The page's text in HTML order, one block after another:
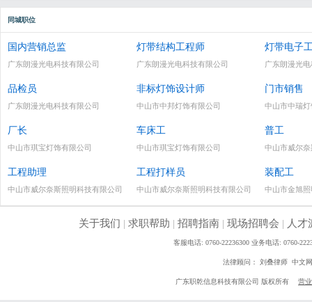
同城职位
国内营销总监
广东朗漫光电科技有限公司
灯带结构工程师
广东朗漫光电科技有限公司
灯带电子
广东朗漫光
品检员
广东朗漫光电科技有限公司
非标灯饰设计师
中山市中邦灯饰有限公司
门市销售
中山市中瑞
厂长
中山市琪宝灯饰有限公司
车床工
中山市琪宝灯饰有限公司
普工
中山市威尔
工程助理
中山市威尔奈斯照明科技有限公司
工程打样员
中山市威尔奈斯照明科技有限公司
装配工
中山市金旭
关于我们 | 求职帮助 | 招聘指南| 现场招聘会 | 人才
客服电话: 0760-22236300 业务电话: 0760-
法律顾问： 刘叠律师 中文
广东职乾信息科技有限公司 版权所有 营